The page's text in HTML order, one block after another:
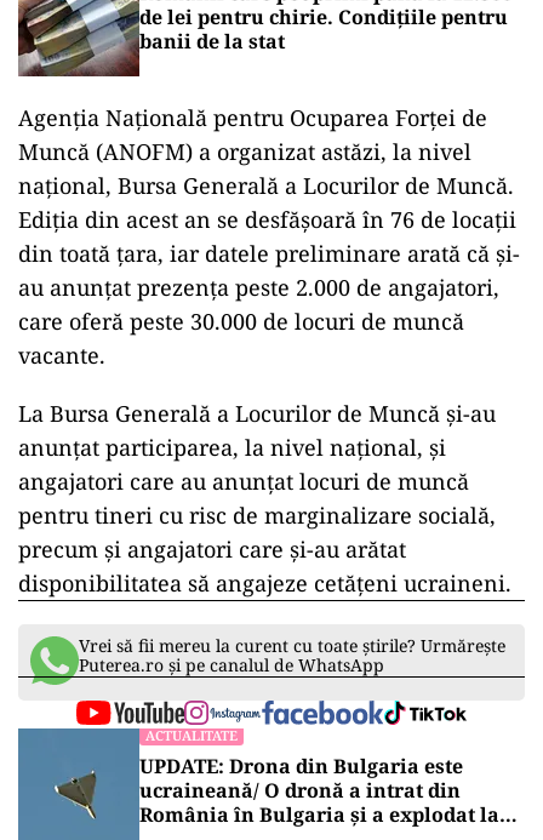
de lei pentru chirie. Condițiile pentru
banii de la stat
Agenția Națională pentru Ocuparea Forței de
Muncă (ANOFM) a organizat astăzi, la nivel
național, Bursa Generală a Locurilor de Muncă.
Ediția din acest an se desfășoară în 76 de locații
din toată țara, iar datele preliminare arată că și-
au anunțat prezența peste 2.000 de angajatori,
care oferă peste 30.000 de locuri de muncă
vacante.
La Bursa Generală a Locurilor de Muncă și-au
anunțat participarea, la nivel național, și
angajatori care au anunțat locuri de muncă
pentru tineri cu risc de marginalizare socială,
precum și angajatori care și-au arătat
disponibilitatea să angajeze cetățeni ucraineni.
Vrei să fii mereu la curent cu toate știrile? Urmărește
Puterea.ro și pe canalul de WhatsApp
ACTUALITATE
UPDATE: Drona din Bulgaria este
ucraineană/ O dronă a intrat din
România în Bulgaria şi a explodat la